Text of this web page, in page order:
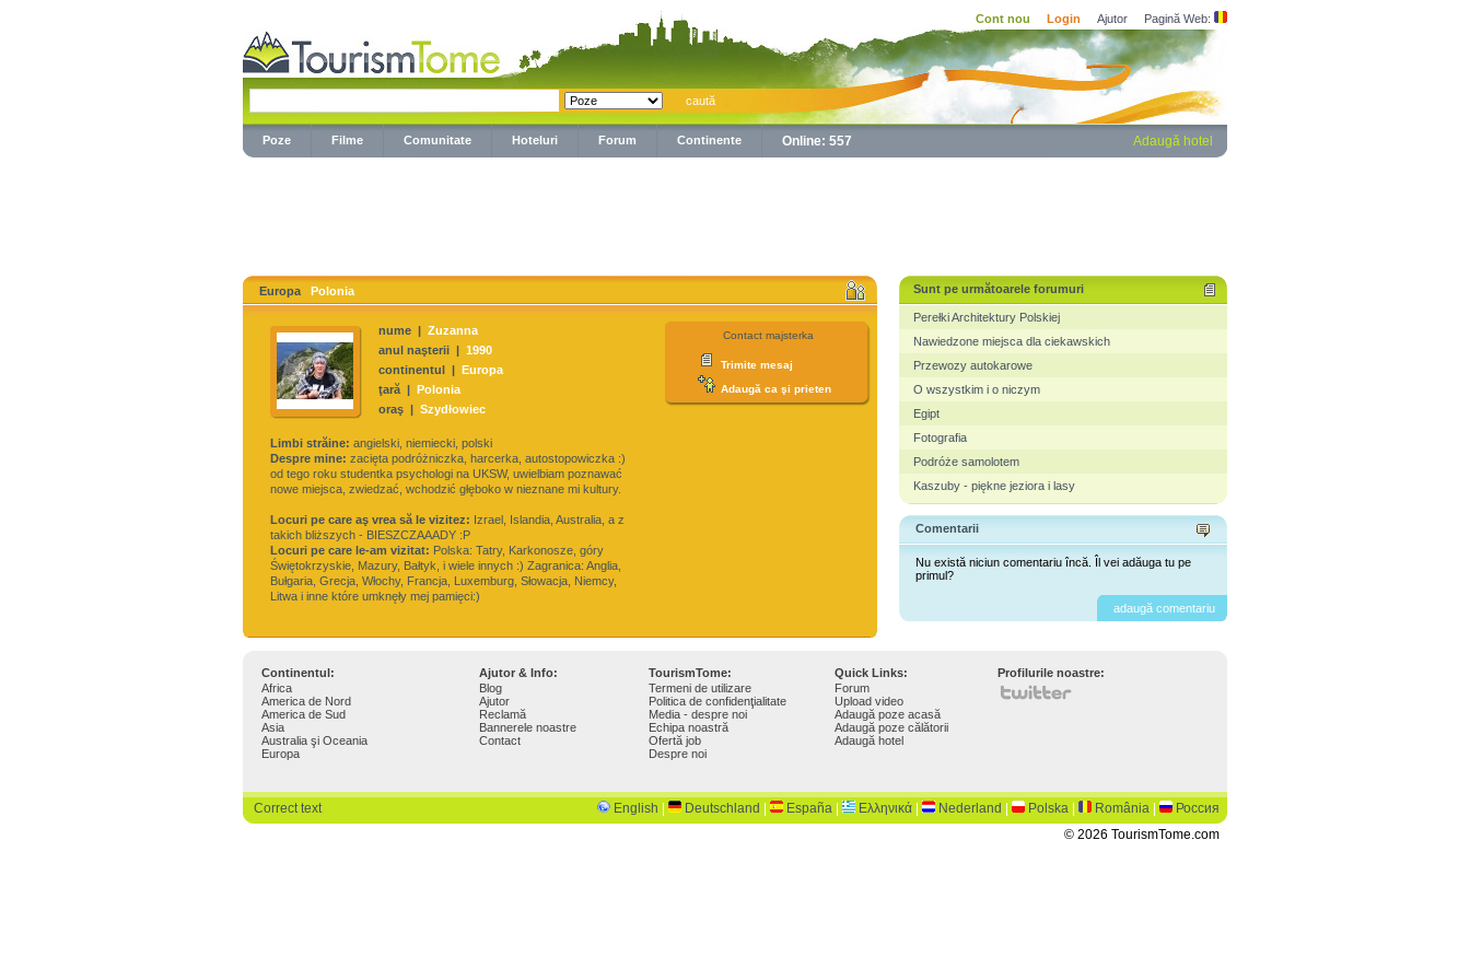
Cont nou Login Ajutor Pagină Web:
Poze Filme Comunitate Hoteluri Forum Continente Online: 557 Adaugă hotel
Europa Polonia
Contact majsterka
Trimite mesaj
Adaugă ca şi prieten
nume | Zuzanna
anul naşterii | 1990
continentul | Europa
ţară | Polonia
oraş | Szydłowiec
Limbi străine: angielski, niemiecki, polski
Despre mine: zacięta podróżniczka, harcerka, autostopowiczka :)
od tego roku studentka psychologi na UKSW, uwielbiam poznawać
nowe miejsca, zwiedzać, wchodzić głęboko w nieznane mi kultury.
Locuri pe care aş vrea să le vizitez: Izrael, Islandia, Australia, a z
takich bliższych - BIESZCZAAADY :P
Locuri pe care le-am vizitat: Polska: Tatry, Karkonosze, góry
Świętokrzyskie, Mazury, Bałtyk, i wiele innych :) Zagranica: Anglia,
Bułgaria, Grecja, Włochy, Francja, Luxemburg, Słowacja, Niemcy,
Litwa i inne które umknęły mej pamięci:)
Sunt pe următoarele forumuri
Perełki Architektury Polskiej
Nawiedzone miejsca dla ciekawskich
Przewozy autokarowe
O wszystkim i o niczym
Egipt
Fotografia
Podróże samolotem
Kaszuby - piękne jeziora i lasy
Comentarii
Nu există niciun comentariu încă. Îl vei adăuga tu pe
primul?
adaugă comentariu
Continentul: Ajutor & Info: TourismTome: Quick Links:
Profilurile noastre:
Africa
America de Nord
America de Sud
Asia
Australia şi Oceania
Europa
Blog
Ajutor
Reclamă
Bannerele noastre
Contact
Termeni de utilizare
Politica de confidenţialitate
Media - despre noi
Echipa noastră
Ofertă job
Despre noi
Forum
Upload video
Adaugă poze acasă
Adaugă poze călătorii
Adaugă hotel
Correct text English Deutschland España Ελληνικά Nederland Polska România
Россия
© 2026 TourismTome.com